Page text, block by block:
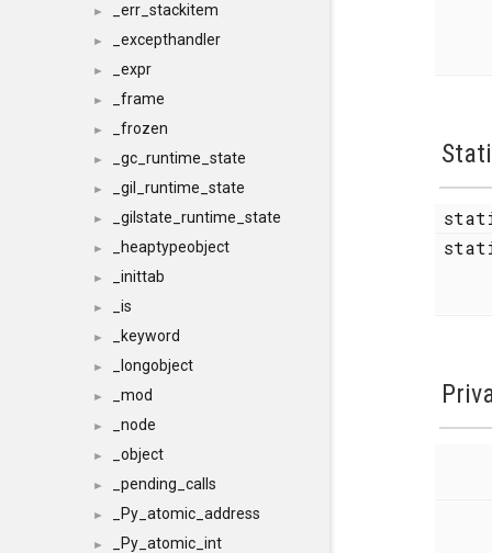
► _err_stackitem
► _excepthandler
► _expr
► _frame
► _frozen
► _gc_runtime_state
► _gil_runtime_state
► _gilstate_runtime_state
► _heaptypeobject
► _inittab
► _is
► _keyword
► _longobject
► _mod
► _node
► _object
► _pending_calls
► _Py_atomic_address
► _Py_atomic_int